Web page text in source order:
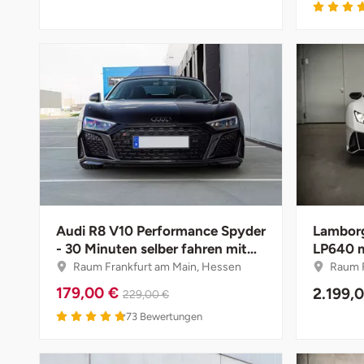
Audi R8 V10 Performance Spyder
- 30 Minuten selber fahren mit
Instruktor
Raum Frankfurt am Main, Hessen
179,00 € 229,00 €
4.8 von 5
73 Bewertungen
LP640
(Fr.-Raum
Hannover
Haßfurt
Heidelberg
Heidenheim